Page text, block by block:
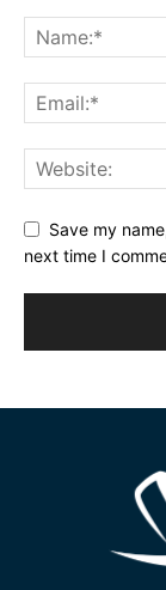
Save my
next time I